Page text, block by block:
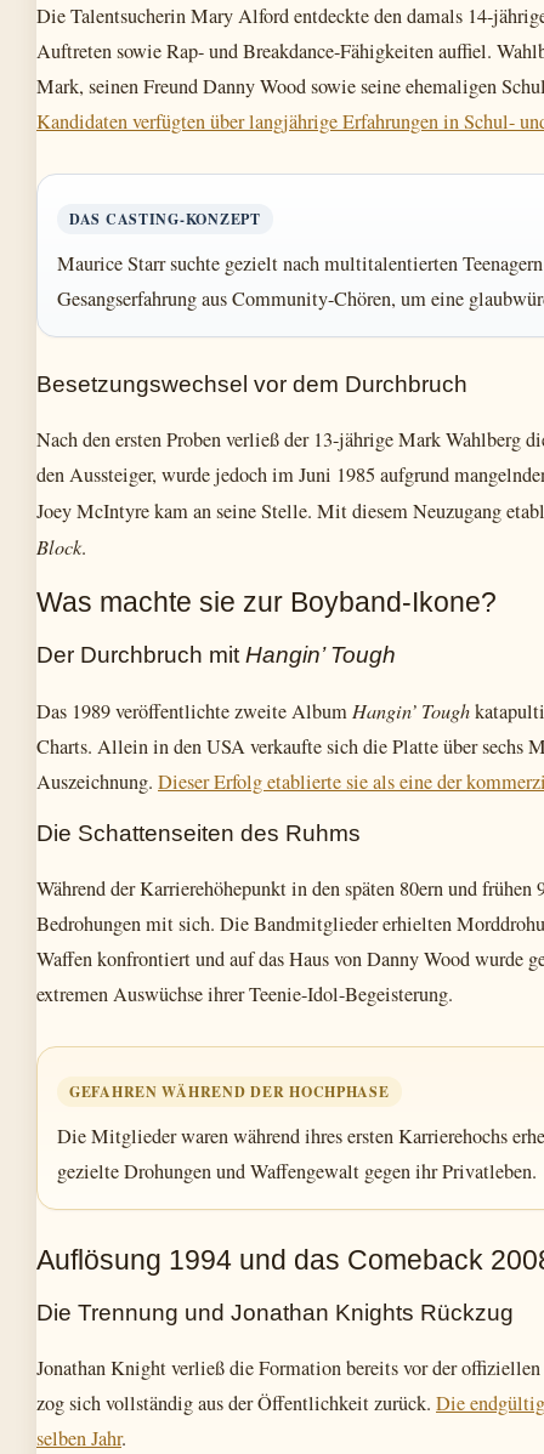
Die Talentsucherin Mary Alford entdeckte den damals 14-
Auftreten sowie Rap- und Breakdance-Fähigkeiten auffiel.
Mark, seinen Freund Danny Wood sowie seine ehemaligen
Kandidaten verfügten über langjährige Erfahrungen in Schul-
DAS CASTING-KONZEPT
Maurice Starr suchte gezielt nach multitalentierten
Gesangserfahrung aus Community-Chören, um eine
Besetzungswechsel vor dem Durchbruch
Nach den ersten Proben verließ der 13-jährige Mark Wahlberg
den Aussteiger, wurde jedoch im Juni 1985 aufgrund
Joey McIntyre kam an seine Stelle. Mit diesem Neuzugang
Block.
Was machte sie zur Boyband-Ikone?
Der Durchbruch mit Hangin’ Tough
Das 1989 veröffentlichte zweite Album Hangin’ Tough
Charts. Allein in den USA verkaufte sich die Platte über
Auszeichnung. Dieser Erfolg etablierte sie als eine der
Die Schattenseiten des Ruhms
Während der Karrierehöhepunkt in den späten 80ern und
Bedrohungen mit sich. Die Bandmitglieder erhielten
Waffen konfrontiert und auf das Haus von Danny Wood wurde
extremen Auswüchse ihrer Teenie-Idol-Begeisterung.
GEFAHREN WÄHREND DER HOCHPHASE
Die Mitglieder waren während ihres ersten Karrierehochs
gezielte Drohungen und Waffengewalt gegen ihr Privatleben.
Auflösung 1994 und das Comeback
Die Trennung und Jonathan Knights Rückzug
Jonathan Knight verließ die Formation bereits vor der
zog sich vollständig aus der Öffentlichkeit zurück. Die
selben Jahr.